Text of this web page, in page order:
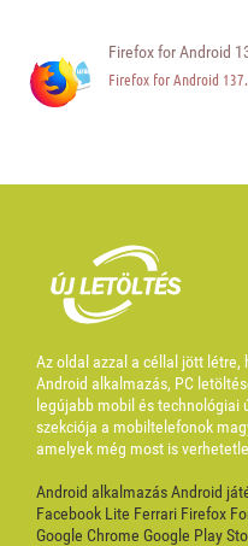
Firefox for Android
Firefox for Android
Az oldal azzal a céllal jött létre,
Android alkalmazás, PC
legújabb mobil és technológiai
szekciója a mobiltelefonok
amelyek még most is
Android alkalmazásAndroid
Facebook Lite Ferrari Firefox
Google Chrome Google Play